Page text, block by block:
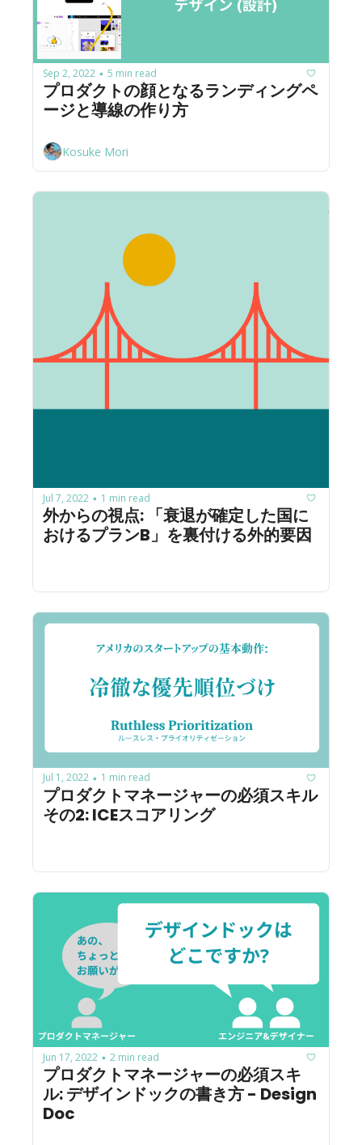
Sep 2, 2022 • 5 min read
プロダクトの顔となるランディングペ
ージと導線の作り方
Kosuke Mori
Jul 7, 2022 • 1 min read
外からの視点: 「衰退が確定した国に
おけるプランB」を裏付ける外的要因
Jul 1, 2022 • 1 min read
プロダクトマネージャーの必須スキル
その2: ICEスコアリング
Jun 17, 2022 • 2 min read
プロダクトマネージャーの必須スキ
ル: デザインドックの書き方 - Design
Doc